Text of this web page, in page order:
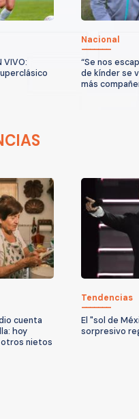
VIVO:
Nacional
“Se nos
de kínder se
más
cuenta
hoy
otros nietos
Tendencias
El "sol de
sorpresivo